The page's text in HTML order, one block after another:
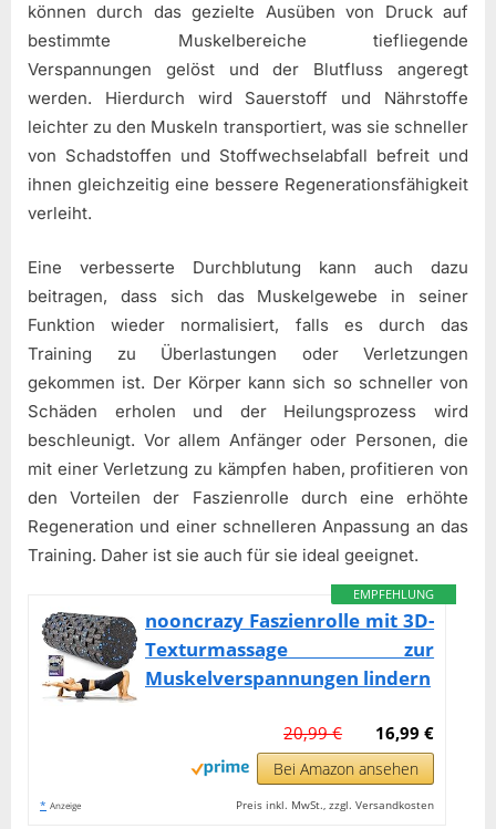
können durch das gezielte Ausüben von Druck auf
bestimmte Muskelbereiche tiefliegende
Verspannungen gelöst und der Blutfluss angeregt
werden. Hierdurch wird Sauerstoff und Nährstoffe
leichter zu den Muskeln transportiert, was sie schneller
von Schadstoffen und Stoffwechselabfall befreit und
ihnen gleichzeitig eine bessere Regenerationsfähigkeit
verleiht.
Eine verbesserte Durchblutung kann auch dazu
beitragen, dass sich das Muskelgewebe in seiner
Funktion wieder normalisiert, falls es durch das
Training zu Überlastungen oder Verletzungen
gekommen ist. Der Körper kann sich so schneller von
Schäden erholen und der Heilungsprozess wird
beschleunigt. Vor allem Anfänger oder Personen, die
mit einer Verletzung zu kämpfen haben, profitieren von
den Vorteilen der Faszienrolle durch eine erhöhte
Regeneration und einer schnelleren Anpassung an das
Training. Daher ist sie auch für sie ideal geeignet.
EMPFEHLUNG
nooncrazy Faszienrolle mit 3D-
Texturmassage zur
Muskelverspannungen lindern
16,99 €
20,99 €
Bei Amazon ansehen
* Anzeige Preis inkl. MwSt., zzgl. Versandkosten